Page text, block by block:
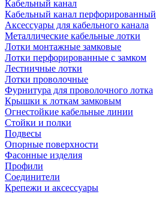
Кабельный канал
Кабельный канал перфорированный
Аксессуары для кабельного канала
Металлические кабельные лотки
Лотки монтажные замковые
Лотки перфорированные с замком
Лестничные лотки
Лотки проволочные
Фурнитура для проволочного лотка
Крышки к лоткам замковым
Огнестойкие кабельные линии
Стойки и полки
Подвесы
Опорные поверхности
Фасонные изделия
Профили
Соединители
Крепежи и аксессуары